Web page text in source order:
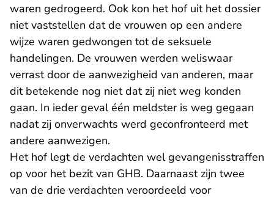
waren gedrogeerd. Ook kon het hof uit het dossier
niet vaststellen dat de vrouwen op een andere
wijze waren gedwongen tot de seksuele
handelingen. De vrouwen werden weliswaar
verrast door de aanwezigheid van anderen, maar
dit betekende nog niet dat zij niet weg konden
gaan. In ieder geval één meldster is weg gegaan
nadat zij onverwachts werd geconfronteerd met
andere aanwezigen.
Het hof legt de verdachten wel gevangenisstraffen
op voor het bezit van GHB. Daarnaast zijn twee
van de drie verdachten veroordeeld voor